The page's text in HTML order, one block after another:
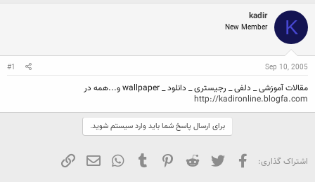
و
ع
ک
ن
ن
د
م
و
ض
و
ر
ی
خ
ر
و
K
kadir
New Member
Sep 10, 2005
#1
مقالات آموزشی _ دلفی _ رجیستری _ دانلود _ wallpaper و...همه در
http://kadironline.blogfa.com
برای ارسال پاسخ شما باید وارد سیستم شوید.
اشتراک گذاری: فیسبوک تویتر Reddit
Pinterest
Tumblr
WhatsApp
ایمیل